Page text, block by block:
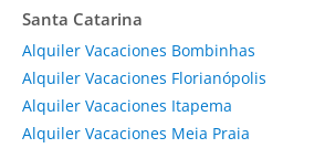
Santa Catarina
Alquiler Vacaciones Bombinhas
Alquiler Vacaciones Florianópolis
Alquiler Vacaciones Itapema
Alquiler Vacaciones Meia Praia